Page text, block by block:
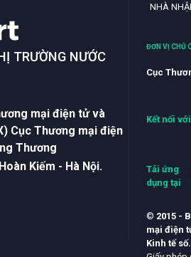
TRƯỜNG NƯỚC
mại điện tử và
Cục Thương mại điện
Thương
Kiếm - Hà Nội.
NHÀ
ĐƠN VỊ CHỦ
Cục
Kết nối
Tải ứng
dụng tại
© 2015 -
mại điện
Kinh tế số.